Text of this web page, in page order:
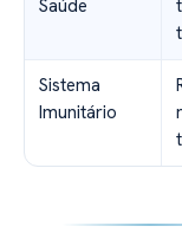
Saúde
Sistema
Imunitário